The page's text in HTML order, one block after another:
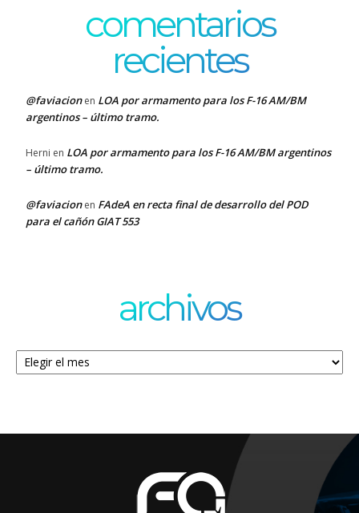
comentarios
recientes
@faviacionen LOA por armamento para los F-16 AM/BM
argentinos – último tramo.
Herni en LOA por armamento para los F-16 AM/BM argentinos
– último tramo.
@faviacionen FAdeA en recta final de desarrollo del POD
para el cañón GIAT 553
archivos
Archivos